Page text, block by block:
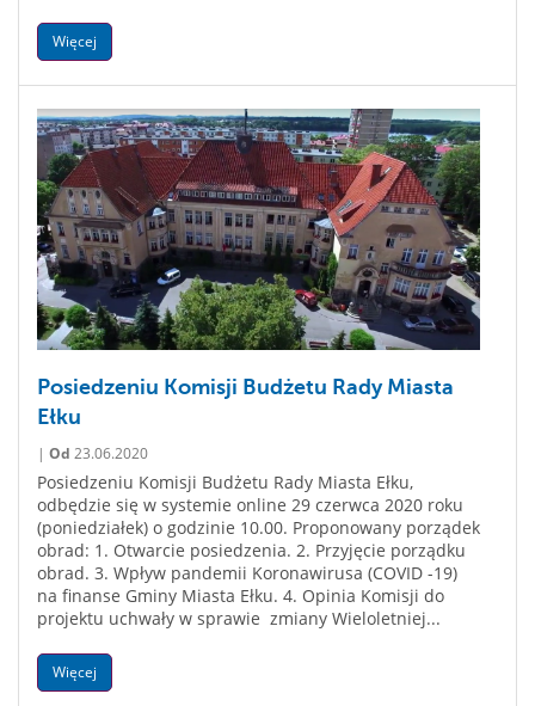
Więcej
Posiedzeniu Komisji Budżetu Rady Miasta
Ełku
| Od 23.06.2020
Posiedzeniu Komisji Budżetu Rady Miasta Ełku,
odbędzie się w systemie online 29 czerwca 2020 roku
(poniedziałek) o godzinie 10.00. Proponowany porządek
obrad: 1. Otwarcie posiedzenia. 2. Przyjęcie porządku
obrad. 3. Wpływ pandemii Koronawirusa (COVID -19)
na finanse Gminy Miasta Ełku. 4. Opinia Komisji do
projektu uchwały w sprawie zmiany Wieloletniej...
Więcej